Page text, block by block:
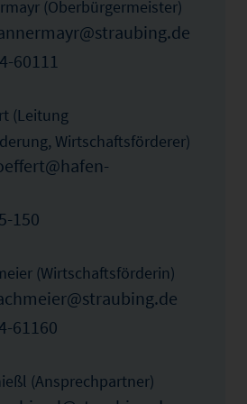
(Oberbürgermeister)
60111
(Leitung
Wirtschaftsförderer)
150
(Wirtschaftsförderin)
61160
(Ansprechpartner)